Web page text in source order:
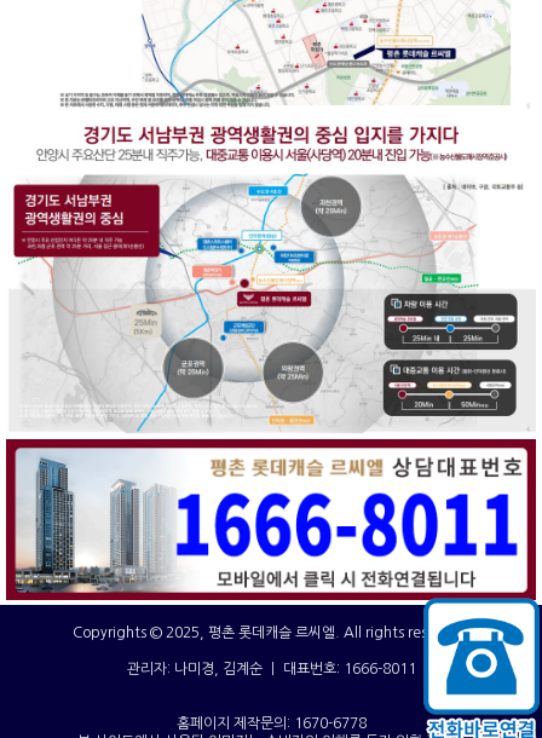
Copyrights © 2025, 평촌 롯데캐슬 르씨엘. All rights reserved.
관리자: 나미경, 김계순 ㅣ 대표번호: 1666-8011
홈페이지 제작문의: 1670-6778